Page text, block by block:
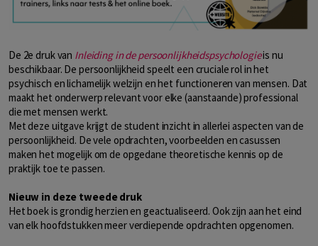
De 2e druk van Inleiding in de persoonlijkheidspsychologieis nu
beschikbaar. De persoonlijkheid speelt een cruciale rol in het
psychisch en lichamelijk welzijn en het functioneren van mensen. Dat
maakt het onderwerp relevant voor elke (aanstaande) professional
die met mensen werkt.
Met deze uitgave krijgt de student inzicht in allerlei aspecten van de
persoonlijkheid. De vele opdrachten, voorbeelden en casussen
maken het mogelijk om de opgedane theoretische kennis op de
praktijk toe te passen.
Nieuw in deze tweede druk
Het boek is grondig herzien en geactualiseerd. Ook zijn aan het eind
van elk hoofdstukken meer verdiepende opdrachten opgenomen.